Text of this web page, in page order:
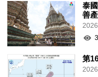
泰
善
第